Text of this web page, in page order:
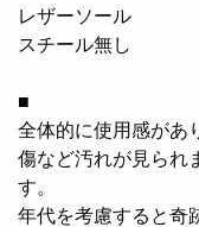
レザーソール
スチール無し
■
全体的に使用感があ
傷など汚れが見られ
す。
年代を考慮すると奇